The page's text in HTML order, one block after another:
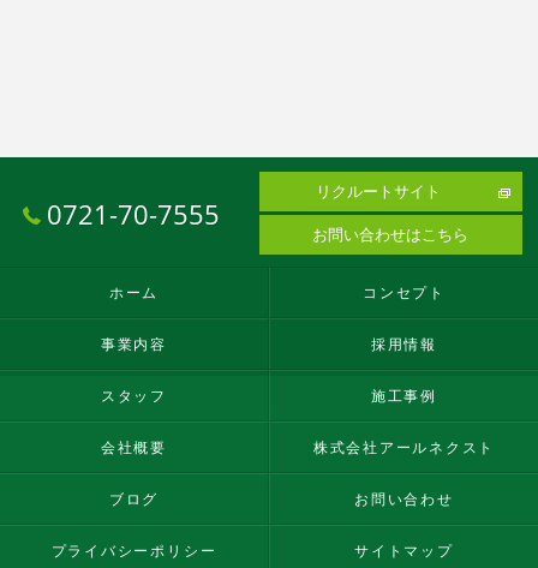
0721-70-7555
リクルートサイト
お問い合わせはこちら
ホーム コンセプト
事業内容 採用情報
スタッフ 施工事例
会社概要 株式会社アールネクスト
ブログ お問い合わせ
プライバシーポリシー サイトマップ